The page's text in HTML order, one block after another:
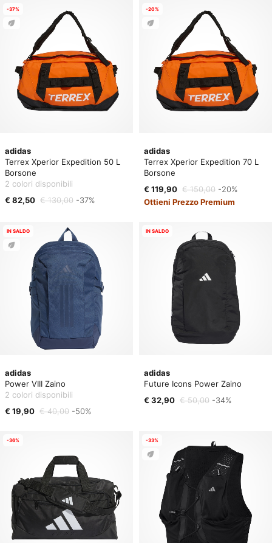
adidas
Terrex Xperior Expedition 50 L
Borsone
2 colori disponibili
€ 82,50 € 130,00 -37%
-37%
adidas
Terrex Xperior Expedition 70 L
Borsone
€ 119,90 € 150,00 -20%
Ottieni Prezzo Premium
-20%
adidas
Power VIII Zaino
2 colori disponibili
€ 19,90 € 40,00 -50%
IN SALDO
adidas
Future Icons Power Zaino
€ 32,90 € 50,00 -34%
IN SALDO
-36% -33%